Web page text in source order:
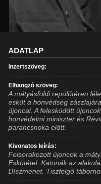
ADATLAP
Inzertszöveg:
Elhangzó szöveg:
A mátyásföldi repülőtéren
esküt a honvédség
újoncai. A felesküdött
honvédelmi miniszter és
parancsnoka előtt.
Kivonatos leírás:
Felsorakozott újoncok a
Eskütétel. Katonák az
Díszmenet. Tisztelgő